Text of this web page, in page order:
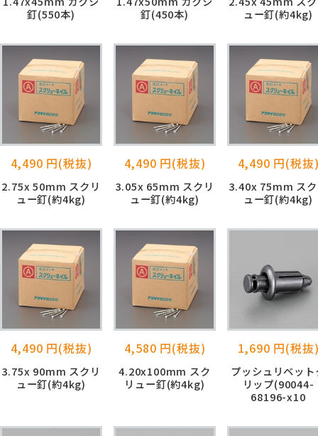
釘(550本)
釘(450本)
ュー釘(約4kg)
4,490 円(税抜)
2.75x 50mm スクリ
ュー釘(約4kg)
4,490 円(税抜)
3.05x 65mm スクリ
ュー釘(約4kg)
4,490 円(税抜
3.40x 75mm ス
ュー釘(約4kg)
4,490 円(税抜)
3.75x 90mm スクリ
ュー釘(約4kg)
4,580 円(税抜)
4.20x100mm スク
リュー釘(約4kg)
1,690 円(税抜
プッシュリベット
リップ(90044-
68196-x10